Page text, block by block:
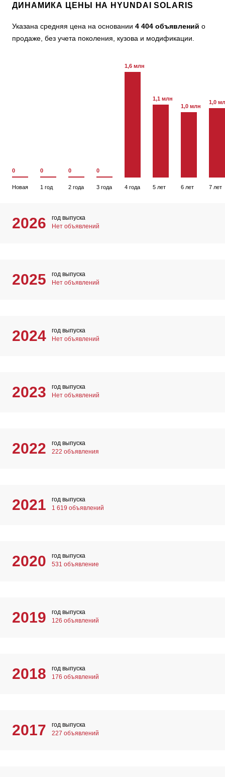
ДИНАМИКА ЦЕНЫ НА HYUNDAI SOLARIS
Указана средняя цена на основании 4 404 объявлений о
продаже, без учета поколения, кузова и модификации.
0
Новая
0
1 год
0
2 года
0
3 года
1,6 млн
4 года
1,1 млн
5 лет
1,0 млн
6 лет
1,0
7 лет
2026
год выпуска
Нет объявлений
2025
год выпуска
Нет объявлений
2024
год выпуска
Нет объявлений
2023
год выпуска
Нет объявлений
2022
год выпуска
222 объявления
2021
год выпуска
1 619 объявлений
2020
год выпуска
531 объявление
2019
год выпуска
126 объявлений
2018
год выпуска
176 объявлений
2017
год выпуска
227 объявлений